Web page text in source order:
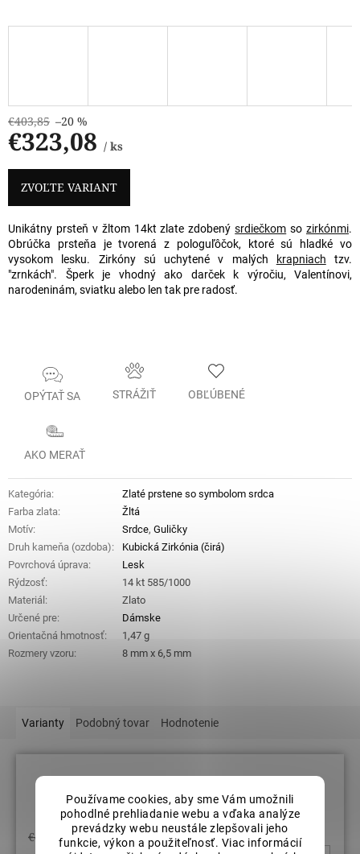
Používame cookies, aby sme Vám umožnili
pohodlné prehliadanie webu a vďaka analýze
prevádzky webu neustále zlepšovali jeho
funkcie, výkon a použiteľnosť. Viac informácií
€403,85 –20 %
€323,08 / ks
Jednotková
cena:
ZVOĽTE VARIANT
Unikátny prsteň v žltom 14kt zlate zdobenýsrdiečkom sozirkónmi.
Obrúčka prsteňa je tvorená z pologuľôčok, ktoré sú hladké vo
vysokom lesku. Zirkóny sú uchytené v malých
krapniach tzv.
"zrnkách". Šperk je vhodný ako darček k výročiu, Valentínovi,
narodeninám, sviatku alebo len tak pre radosť.
OPÝTAŤ SA STRÁŽIŤ OBĽÚBENÉ
AKO MERAŤ
Kategória:
Zlaté prstene so symbolom srdca
Farba zlata:
Žltá
Motív: Srdce, Guličky
Druh kameňa (ozdoba):
Kubická Zirkónia (čirá)
Povrchová úprava:
Lesk
Rýdzosť:
14 kt 585/1000
Materiál :
Zlato
Určené pre:
Dámske
Orientačná hmotnosť:
1,47 g
Rozmery vzoru: 8 mm x 6,5 mm
Varianty Podobný tovar Hodnotenie
Veľkosť prsteňov: 62
€403,85